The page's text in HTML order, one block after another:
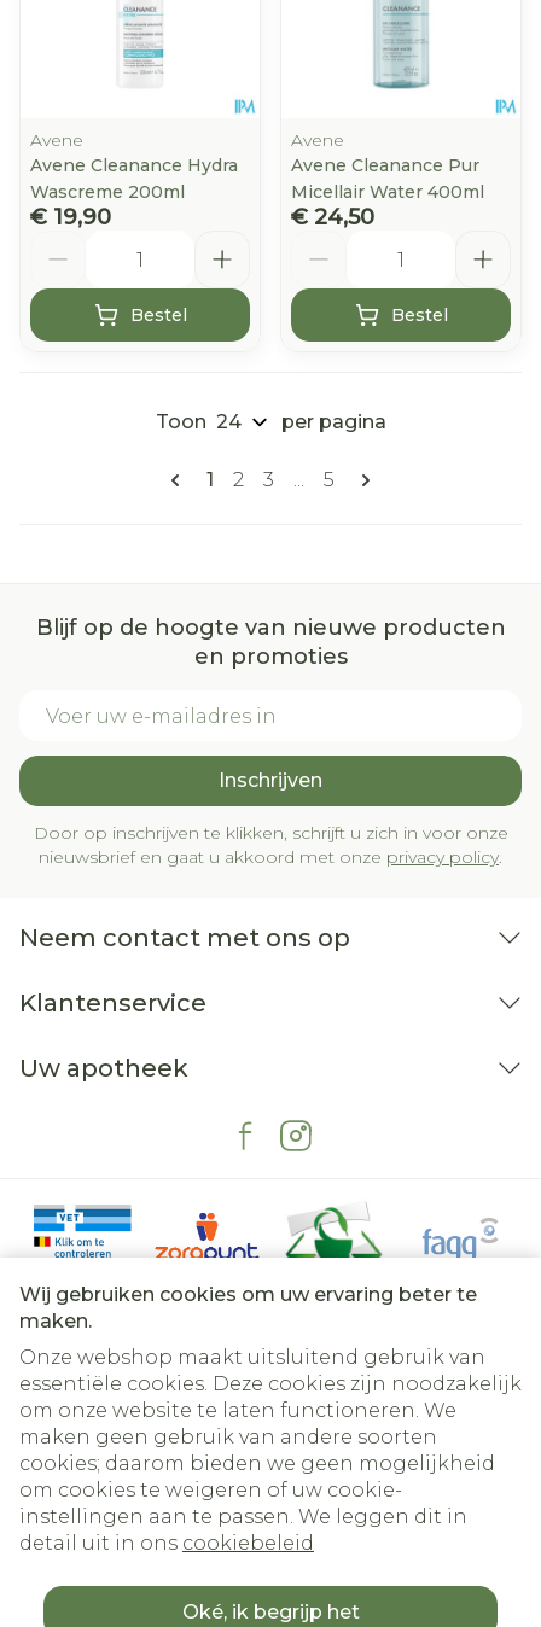
Wij gebruiken cookies om uw ervaring beter te
maken.
Onze webshop maakt uitsluitend gebruik van
essentiële cookies. Deze cookies zijn noodzakelijk
om onze website te laten functioneren. We
maken geen gebruik van andere soorten
cookies; daarom bieden we geen mogelijkheid
om cookies te weigeren of uw cookie-
instellingen aan te passen. We leggen dit in
detail uit in ons cookiebeleid
Oké, ik begrijp het
Avene
Avene Cleanance Hydra
Wascreme 200ml
€ 19,90
Bestel
Avene
Avene Cleanance Pur
Micellair Water 400ml
€ 24,50
Bestel
Pagina's
U lees momenteel pagina
1 Pagina
2 Pagina
3 ... Pagina
5
Toon per pagina
Blijf op de hoogte van nieuwe producten
en promoties
Inschrijven
Door op inschrijven te klikken, schrijft u zich in voor onze
nieuwsbrief en gaat u akkoord met onze privacy policy.
Neem contact met ons op
Klantenservice
Uw apotheek
Juridische links